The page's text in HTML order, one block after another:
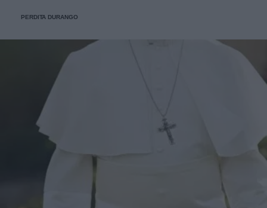
PERDITA DURANGO